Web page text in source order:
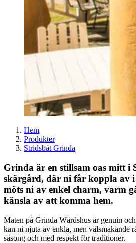
Hem
Produkter
Stridsbåt Grinda
Grinda är en stillsam oas mitt i
skärgård, där ni får koppla av
möts ni av enkel charm, varm
känsla av att komma hem.
Maten på Grinda Wärdshus är genuin
kan ni njuta av enkla, men välsmakande
säsong och med respekt för traditioner.